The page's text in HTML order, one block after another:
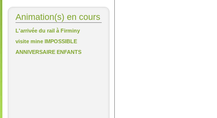
Animation(s) en cours
L'arrivée du rail à Firminy
visite mine IMPOSSIBLE
ANNIVERSAIRE ENFANTS